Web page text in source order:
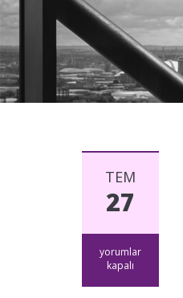
TEM
27
Haftalık
yorumlar
kapalı